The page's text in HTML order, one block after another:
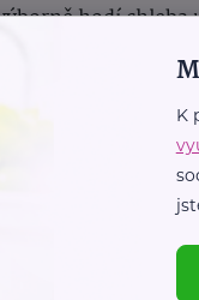
hodí
na kousky
K